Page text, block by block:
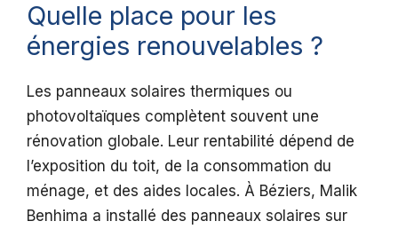
Quelle place pour les
énergies renouvelables ?
Les panneaux solaires thermiques ou
photovoltaïques complètent souvent une
rénovation globale. Leur rentabilité dépend de
l’exposition du toit, de la consommation du
ménage, et des aides locales. À Béziers, Malik
Benhima a installé des panneaux solaires sur